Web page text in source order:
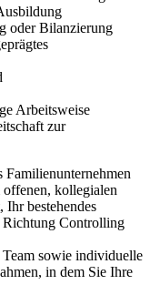
oder Bilanzierung
Arbeitsweise
zur
Familienunternehmen
kollegialen
bestehendes
Richtung Controlling
sowie individuelle
in dem Sie Ihre